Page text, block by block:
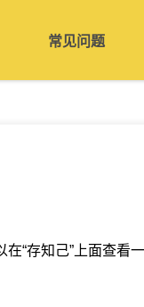
常见问题
“存知己”上面查看